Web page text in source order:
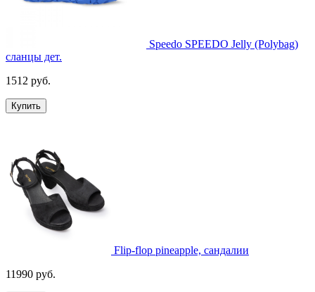
Speedo SPEEDO Jelly (Polybag)
сланцы дет.
1512 руб.
Купить
Flip-flop pineapple, сандалии
11990 руб.